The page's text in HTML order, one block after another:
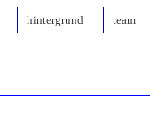
hintergrund team